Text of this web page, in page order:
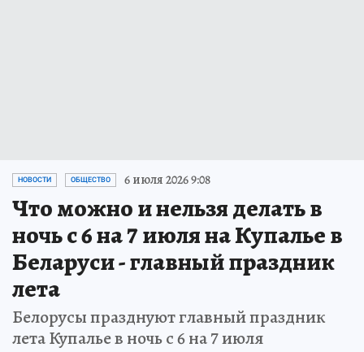
НОВОСТИ ОБЩЕСТВО 6 июля 2026 9:08
Что можно и нельзя делать в
ночь с 6 на 7 июля на Купалье в
Беларуси - главный праздник
лета
Белорусы празднуют главный праздник
лета Купалье в ночь с 6 на 7 июля